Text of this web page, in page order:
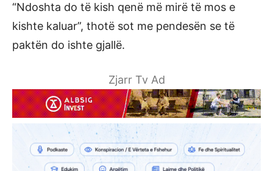
“Ndoshta do të kish qenë më mirë të mos e
kishte kaluar”, thotë sot me pendesën se të
paktën do ishte gjallë.
Zjarr Tv Ad